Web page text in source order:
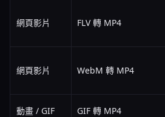
網頁影片 FLV 轉 MP4
網頁影片 WebM 轉 MP4
動畫 / GIF GIF 轉 MP4